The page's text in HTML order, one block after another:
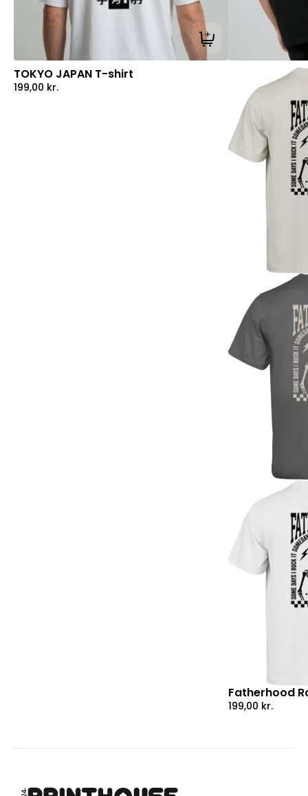
Tilføj til kurv
TOKYO JAPAN T-shirt
199,00 kr.
Fatherhood
199,00 kr.